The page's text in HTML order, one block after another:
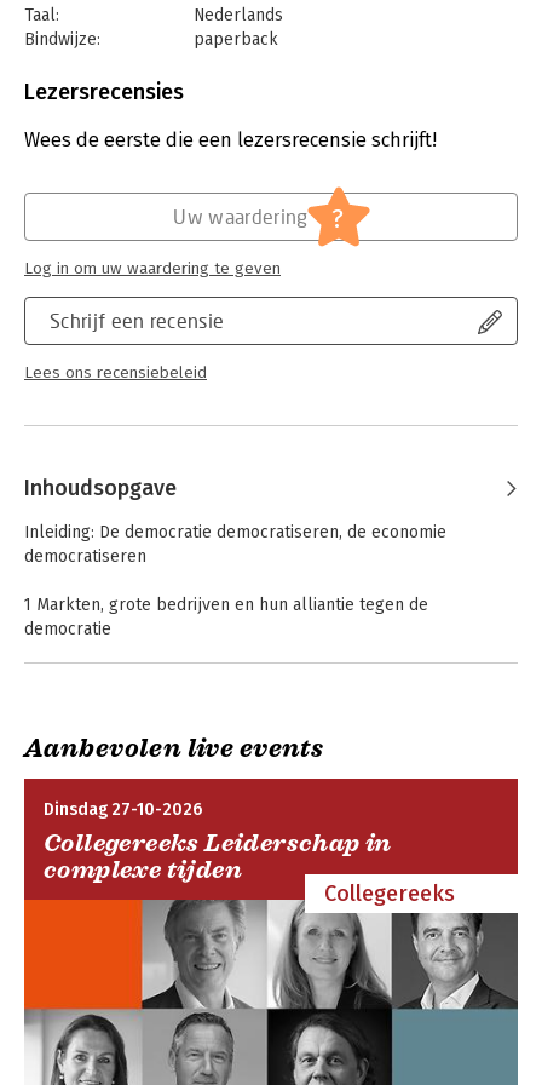
Taal:
Nederlands
Bindwijze:
paperback
Uitgever:
Verschijningsdatum:
28-8-2025
Lezersrecensies
Wees de eerste die een lezersrecensie schrijft!
Schrijf een recensie
Lees ons recensiebeleid
Uw waardering ?
Log in om uw waardering te geven
Inhoudsopgave
Inleiding: De democratie democratiseren, de economie
democratiseren
1 Markten, grote bedrijven en hun alliantie tegen de
democratie
5 Tijd voor democratie
6 De democratie repareren op open zee
Dankwoord
Aanbevolen live events
Dinsdag 27-10-2026
Collegereeks Leiderschap in
complexe tijden
Collegereeks